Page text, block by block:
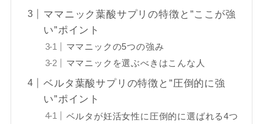
ママニック葉酸サプリの特徴と”ここが強
い”ポイント
ママニックの5つの強み
ママニックを選ぶべきはこんな人
ベルタ葉酸サプリの特徴と”圧倒的に強
い”ポイント
ベルタが妊活女性に圧倒的に選ばれる4つ